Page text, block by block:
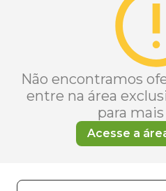
Não encontramos
entre na área
para
Acesse a